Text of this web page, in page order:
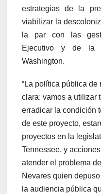
estrategias de la
viabilizar la
la par con las
Ejecutivo y de la
Washington.
“La política pública
clara: vamos a utilizar
erradicar la condición
de este proyecto,
proyectos en la
Tennessee, y
atender el problema
Nevares quien
la audiencia pública